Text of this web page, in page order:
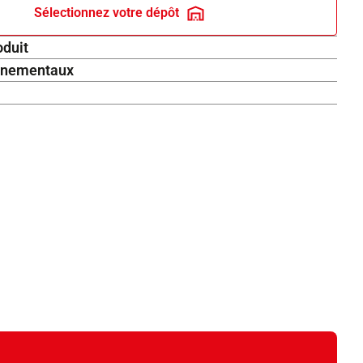
Sélectionnez votre dépôt